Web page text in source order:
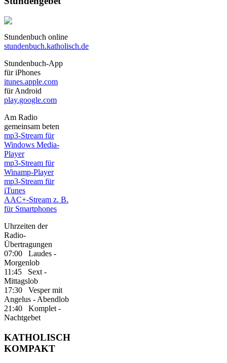
Stundenbuch online
stundenbuch.katholisch.de
Stundenbuch-App
für iPhones
itunes.apple.com
für Android
play.google.com
Am Radio
gemeinsam beten
mp3-Stream für
Windows Media-
Player
mp3-Stream für
Winamp-Player
mp3-Stream für
iTunes
AAC+-Stream z. B.
für Smartphones
Uhrzeiten der
Radio-
Übertragungen
07:00 Laudes -
Morgenlob
11:45 Sext -
Mittagslob
17:30 Vesper mit
Angelus - Abendlob
21:40 Komplet -
Nachtgebet
KATHOLISCH
KOMPAKT